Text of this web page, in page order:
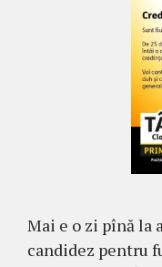
Mai e o zi pînă la
candidez pentru